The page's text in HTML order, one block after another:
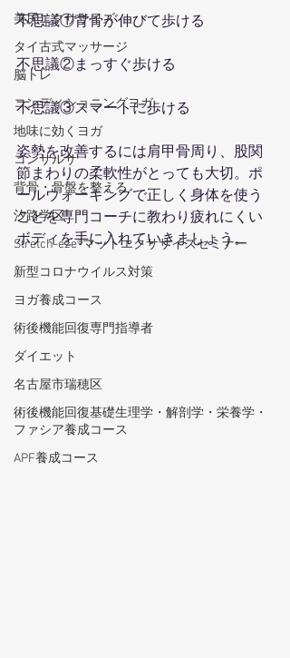
美尻エクササイズ
タイ古式マッサージ
脳トレ
コンディショニングヨガ
地味に効くヨガ
コンサルサ
背骨・骨盤を整える
汐路学区
Stretch-eze®マットエクササイズセミナー
新型コロナウイルス対策
ヨガ養成コース
術後機能回復専門指導者
ダイエット
名古屋市瑞穂区
術後機能回復基礎生理学・解剖学・栄養学・
ファシア養成コース
APF養成コース
不思議①背骨が伸びて歩ける
不思議②まっすぐ歩ける
不思議③スマートに歩ける
姿勢を改善するには肩甲骨周り、股関
節まわりの柔軟性がとっても大切。ポ
ールウォーキングで正しく身体を使う
ことを専門コーチに教わり疲れにくい
ボディを手に入れていきましょう。